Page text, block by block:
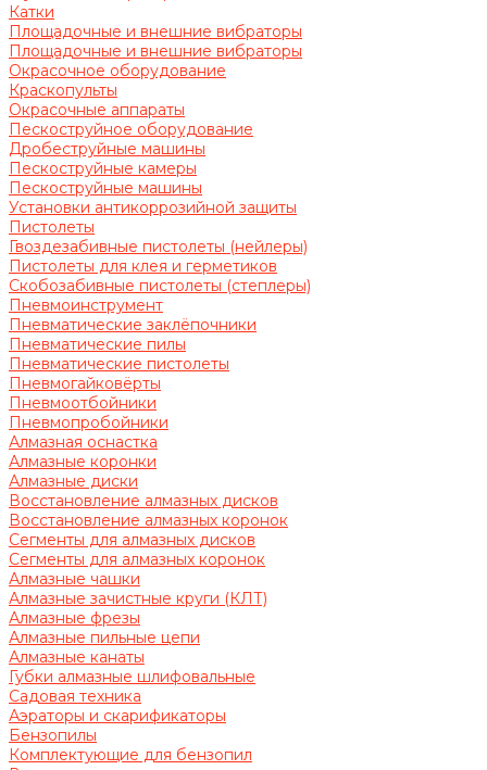
Катки
Площадочные и внешние вибраторы
Площадочные и внешние вибраторы
Окрасочное оборудование
Краскопульты
Окрасочные аппараты
Пескоструйное оборудование
Дробеструйные машины
Пескоструйные камеры
Пескоструйные машины
Установки антикоррозийной защиты
Пистолеты
Гвоздезабивные пистолеты (нейлеры)
Пистолеты для клея и герметиков
Скобозабивные пистолеты (степлеры)
Пневмоинструмент
Пневматические заклёпочники
Пневматические пилы
Пневматические пистолеты
Пневмогайковёрты
Пневмоотбойники
Пневмопробойники
Алмазная оснастка
Алмазные коронки
Алмазные диски
Восстановление алмазных дисков
Восстановление алмазных коронок
Сегменты для алмазных дисков
Сегменты для алмазных коронок
Алмазные чашки
Алмазные зачистные круги (КЛТ)
Алмазные фрезы
Алмазные пильные цепи
Алмазные канаты
Губки алмазные шлифовальные
Садовая техника
Аэраторы и скарификаторы
Бензопилы
Комплектующие для бензопил